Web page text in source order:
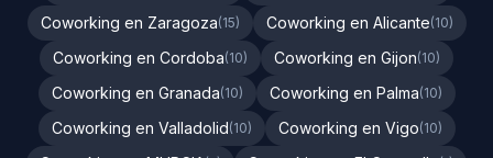
Coworking en Zaragoza(15) Coworking en Alicante(10)
Coworking en Cordoba(10) Coworking en Gijon(10)
Coworking en Granada(10) Coworking en Palma(10)
Coworking en Valladolid(10) Coworking en Vigo(10)